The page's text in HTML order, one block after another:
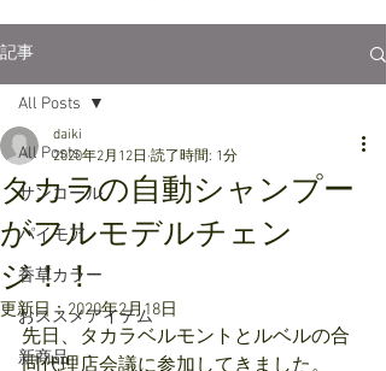
記事
All Posts
サンコール
パイモア
香草カラー
おススメアイテム
新商品
All Posts
タカラの自動シャンプー
がフルモデルチェン
ジ！！
daiki
2020年2月12日 読了時間: 1分
更新日：2020年2月18日
先日、タカラベルモントとルベルの合
同代理店会議に参加してきました。